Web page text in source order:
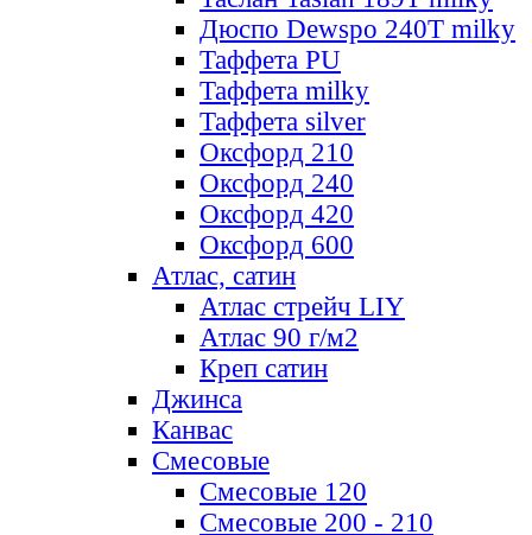
Дюспо Dewspo 240T milky
Таффета PU
Таффета milky
Таффета silver
Оксфорд 210
Оксфорд 240
Оксфорд 420
Оксфорд 600
Атлас, сатин
Атлас стрейч LIY
Атлас 90 г/м2
Креп сатин
Джинса
Канвас
Смесовые
Смесовые 120
Смесовые 200 - 210